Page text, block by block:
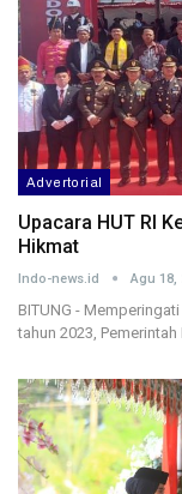
Advertorial
Upacara HUT RI
Hikmat
Indo-news.id Agu 18,
BITUNG -
tahun 2023,